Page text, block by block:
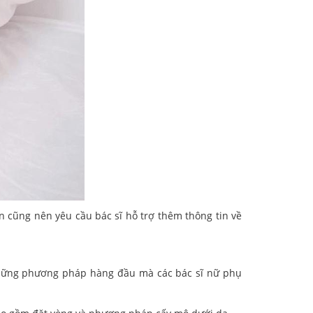
cũng nên yêu cầu bác sĩ hỗ trợ thêm thông tin về
phương pháp hàng đầu mà các bác sĩ nữ phụ